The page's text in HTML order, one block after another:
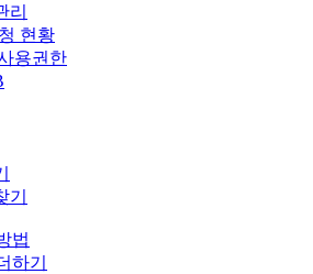
리
현황
용권한
기
법
하기